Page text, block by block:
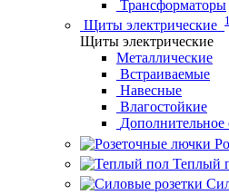
Трансформаторы
Щиты электрические
Щиты электрические
Металлические
Встраиваемые
Навесные
Влагостойкие
Дополнительное
Теплый